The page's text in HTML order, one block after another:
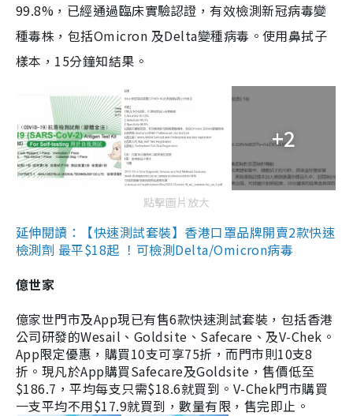
99.8%，已經通過臨床實驗認證，有效檢測新冠病毒變
種毒株，包括Omicron 及Delta變種病毒。使用鼻拭子
樣本，15分鐘知結果。
+2
點擊圖片放大
延伸閱讀：【快速測試套裝】香港口罩品牌開賣2款快速
檢測劑 最平$18起 ！可檢測Delta/Omicron病毒
億世家
億家世門市及App現已有售6款快速測試套裝，包括香港
公司研發的Wesail、Goldsite、Safecare、及V-Chek。
App限定優惠，購買10支可享75折，而門市則10支8
折。現凡於App購買Safecare及Goldsite，售價低至
$186.7，平均每支只需$18.6就買到。V-Chek門市購買
一支平均不用$17.9就買到，數量有限，售完即止。